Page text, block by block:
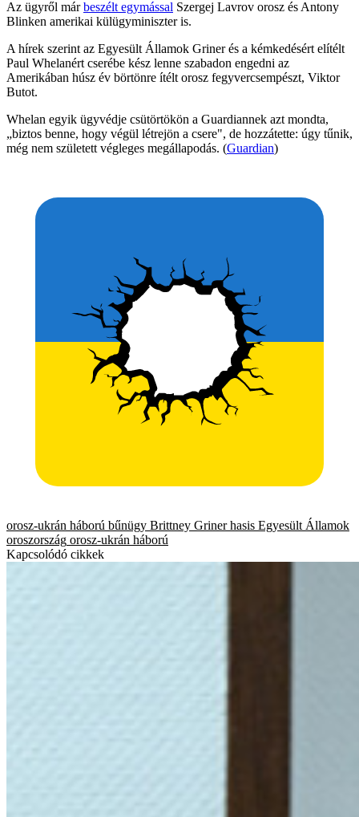
Az ügyről márbeszélt egymással Szergej Lavrov orosz és Antony
Blinken amerikai külügyminiszter is.
A hírek szerint az Egyesült Államok Griner és a kémkedésért elítélt
Paul Whelanért cserébe kész lenne szabadon engedni az
Amerikában húsz év börtönre ítélt orosz fegyvercsempészt, Viktor
Butot.
Whelan egyik ügyvédje csütörtökön a Guardiannek azt mondta,
„biztos benne, hogy végül létrejön a csere", de hozzátette: úgy tűnik,
még nem született végleges megállapodás. (Guardian)
orosz-ukrán háború bűnügy Brittney Griner hasis Egyesült Államok
oroszország orosz-ukrán háború
Kapcsolódó cikkek